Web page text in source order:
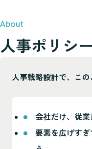
人事ポリシ
人事戦略設計で、こ
会社だけ、従
要素を広げす